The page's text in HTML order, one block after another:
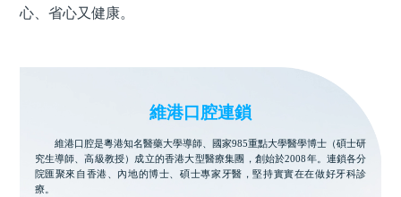
心、省心又健康。
維港口腔連鎖
維港口腔是粵港知名醫藥大學導師、國家985重點大學醫學博士（碩士研
究生導師、高級教授）成立的香港大型醫療集團，創始於2008年。連鎖各分
院匯聚來自香港、內地的博士、碩士專家牙醫，堅持實實在在做好牙科診
療。